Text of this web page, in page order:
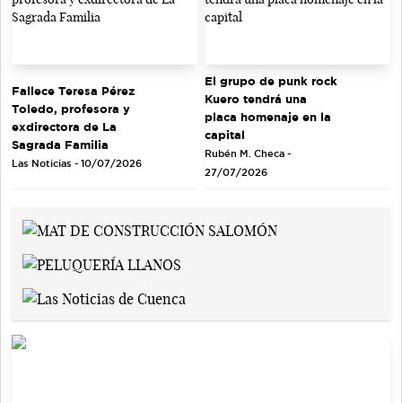
Fallece Teresa Pérez
Toledo, profesora y
exdirectora de La
Sagrada Familia
Las Noticias - 10/07/2026
El grupo de punk rock
Kuero tendrá una
placa homenaje en la
capital
Rubén M. Checa -
27/07/2026